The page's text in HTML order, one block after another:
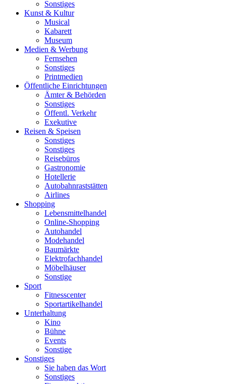
Sonstiges
Kunst & Kultur
Musical
Kabarett
Museum
Medien & Werbung
Fernsehen
Sonstiges
Printmedien
Öffentliche Einrichtungen
Ämter & Behörden
Sonstiges
Öffentl. Verkehr
Exekutive
Reisen & Speisen
Sonstiges
Sonstiges
Reisebüros
Gastronomie
Hotellerie
Autobahnraststätten
Airlines
Shopping
Lebensmittelhandel
Online-Shopping
Autohandel
Modehandel
Baumärkte
Elektrofachhandel
Möbelhäuser
Sonstige
Sport
Fitnesscenter
Sportartikelhandel
Unterhaltung
Kino
Bühne
Events
Sonstige
Sonstiges
Sie haben das Wort
Sonstiges